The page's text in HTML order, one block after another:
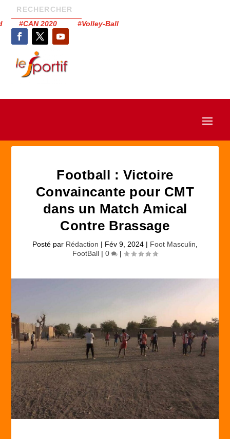
#CAN 2020 #Volley-Ball
Football : Victoire
Convaincante pour CMT
dans un Match Amical
Contre Brassage
Posté par Rédaction | Fév 9, 2024 | Foot Masculin
FootBall | 0 |